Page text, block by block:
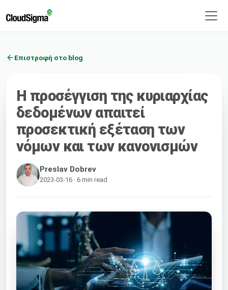
Επιστροφή στο blog
Η προσέγγιση της κυριαρχίας
δεδομένων απαιτεί
προσεκτική εξέταση των
νόμων και των κανονισμών
Preslav Dobrev
2023-03-16 · 6 min read